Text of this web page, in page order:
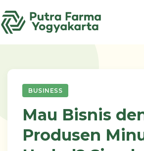
to
content
BUSINESS
Mau Bisnis
Produsen